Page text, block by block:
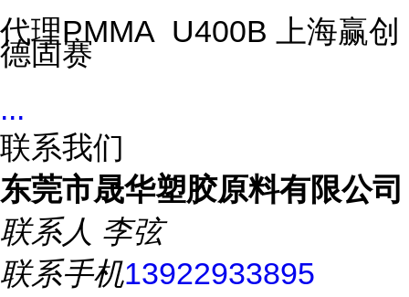
代理PMMA U400B 上海赢创
德固赛
...
联系我们
东莞市晟华塑胶原料有限公司
联系人 李弦
联系手机13922933895